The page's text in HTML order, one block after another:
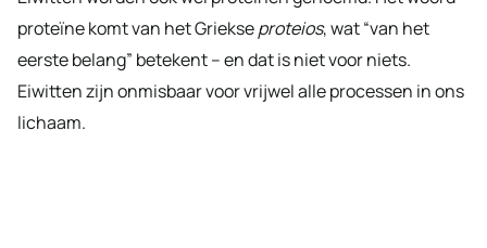
proteïne komt van het Griekseproteios, wat “van het
eerste belang” betekent – en dat is niet voor niets.
Eiwitten zijn onmisbaar voor vrijwel alle processen in ons
lichaam.